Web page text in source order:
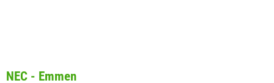
NEC - Emmen